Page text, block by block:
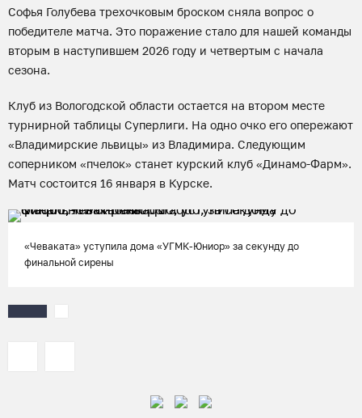
Софья Голубева трехочковым броском сняла вопрос о
победителе матча. Это поражение стало для нашей команды
вторым в наступившем 2026 году и четвертым с начала
сезона.
Клуб из Вологодской области остается на втором месте
турнирной таблицы Суперлиги. На одно очко его опережают
«Владимирские львицы» из Владимира. Следующим
соперником «пчелок» станет курский клуб «Динамо-Фарм».
Матч состоится 16 января в Курске.
«Чеваката» уступила дома «УГМК-Юниор» за секунду до
финальной сирены